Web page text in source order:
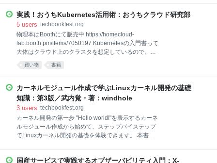
ます。 第1章では、Claude Codeの内部
程、技術を起点に新規事業を作るということ 2: お問い
合わせ一次対応 AI Agent をつくる 3: Building Out
LayerX's AI infra！全エンジニアがLLMを触り倒すGPU
基盤に向けて 4: ローカル LLM ファインチューニング
で実現する経費精算自動承認への挑戦 5: AI エージェン
6: Langfuse の Evaluator 徹底解説 7: データを顧客価
実践！おうちKubernetes活用術：おうちクラウド研究部
5 users techbookfest.org
物理本はBoothにて販売中 https://homecloud-
lab.booth.pm/items/7050197 Kubernetesの入門書って
大体はクラウド上のクラスタを想定しているので、PV
やIngressなど自宅だとどうすれば良いのか分からな
い！ということはありませんか？ 本書では、GCPや
(Kubernetes as a Service)の基本機能であるIngressや
PersistentVolumeなどを、どうやっておうちで構築す
るかを解説する本になってます。 あなたもk8s 盆栽を
を使ってみたい ・Kubernetesクラスタを建てたけど何
に使えば良いかわからない ・DockerやKubernetesに
関する簡単な知識を持っている ・主要なLinuxコマン
買い物 書籍
カーネルモジュール作成で学ぶLinuxカーネル開発の基礎
知識：第3版／武内覚・著：windhole
3 users techbookfest.org
カーネル開発の第一歩 "Hello world!"を表示するカーネ
ルモジュール作成から始めて、ステップバイステップ
でLinuxカーネル開発の基礎を体験できます。 本書の
びソースコードリーディングに最低限必要な知識を学
国産サービスで実践するオブザーバビリティ入門：X-